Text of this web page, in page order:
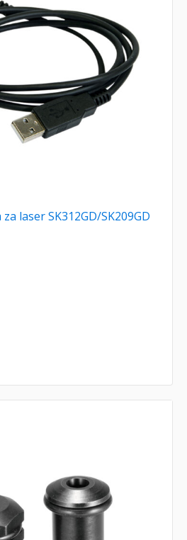
laser SK312GD/SK209GD